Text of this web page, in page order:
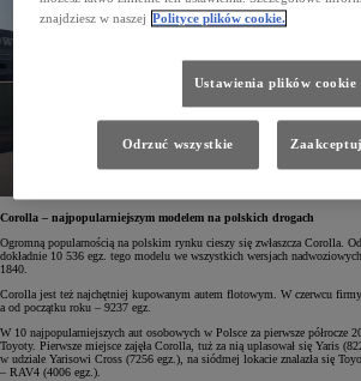
Corolla – najpopularniejszym modelem na polskich drogach
Ogromną popularnością na polskim rynku cieszy się zwłaszcza Corolla.
dokładnie 10 536 egz. tego modelu we wszystkich wersjach
1840.
Corolla jest też najchętniej kupowanym autem flotowym. W czerwcu
a od początku roku – 9237 egz.
W 10 najpopularniejszych aut osobowych w Polsce za pierwsze półrocze
Toyoty. Pierwsze miejsce zajęła Corolla, tuż za nią uplasował się Yaris
w udziale Yarisowi Cross (7256 egz.), na siódmej lokacie znalazła się
– RAV4 (4006 egz.).
znajdziesz w naszej Polityce plików cookie.
Ustawienia plików cookie
Odrzuć wszystkie